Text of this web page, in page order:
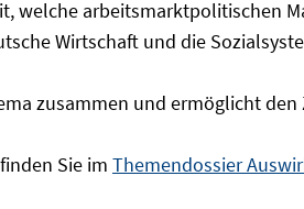
welche arbeitsmarktpolitischen
Wirtschaft und die
zusammen und ermöglicht
Sie im Themendossier